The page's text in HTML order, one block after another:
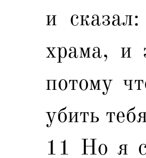
и
храма, и
потому
убить
11 Но я